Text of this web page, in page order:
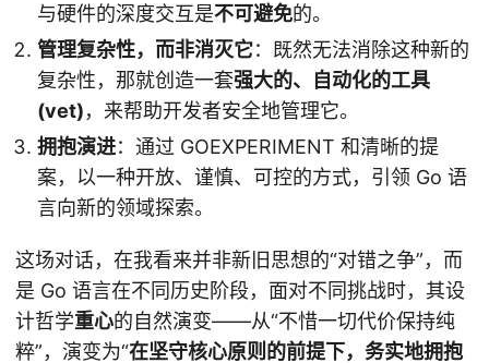
与硬件的深度交互是不可避免的。
管理复杂性，而非消灭它：既然无法消除这种新的
复杂性，那就创造一套强大的、自动化的工具
(vet)，来帮助开发者安全地管理它。
拥抱演进：通过 GOEXPERIMENT 和清晰的提
案，以一种开放、谨慎、可控的方式，引领 Go 语
言向新的领域探索。
这场对话，在我看来并非新旧思想的“对错之争”，而
是 Go 语言在不同历史阶段，面对不同挑战时，其设
计哲学重心的自然演变——从“不惜一切代价保持纯
粹”，演变为“在坚守核心原则的前提下，务实地拥抱